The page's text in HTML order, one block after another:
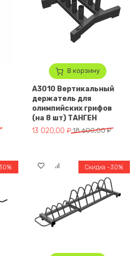
39 600,00 ₽.
В корзину
A3010 Вертикальный
держатель для
олимпийских грифов
(на 8 шт) ТАНГЕН
18 600,00₽
Первоначальная цена
13 020,00 ₽
Текущая цена: 13 020,00 ₽.
Скидка -30%